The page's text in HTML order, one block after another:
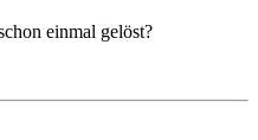
einmal gelöst?